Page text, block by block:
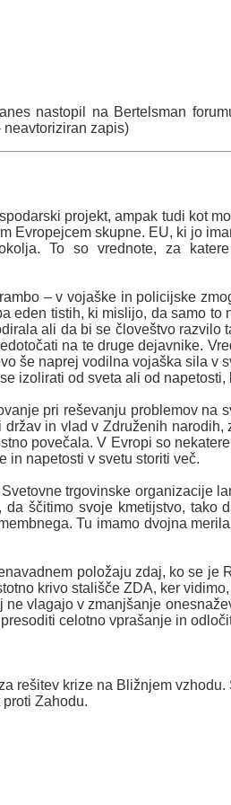
nastopil na Bertelsman
zapis)
projekt, ampak tudi kot
Evropejcem skupne. EU, ki jo
To so vrednote, za
– v vojaške in policijske
tistih, ki mislijo, da samo
ali da bi se človeštvo
na te druge dejavnike.
še naprej vodilna vojaška sila v
izolirati od sveta ali od
pri reševanju problemov na
in vlad v Združenih
povečala. V Evropi so
in napetosti v svetu storiti več.
trgovinske organizacije
ščitimo svoje kmetijstvo,
Tu imamo dvojna
položaju zdaj, ko se je
krivo stališče ZDA, ker
vlagajo v zmanjšanje
celotno vprašanje in
rešitev krize na Bližnjem
Zahodu.